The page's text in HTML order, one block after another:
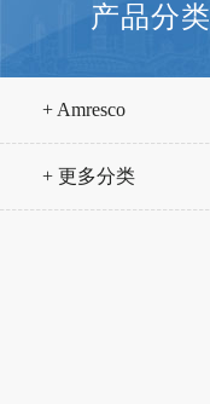
产品分类
+ Amresco
+ 更多分类